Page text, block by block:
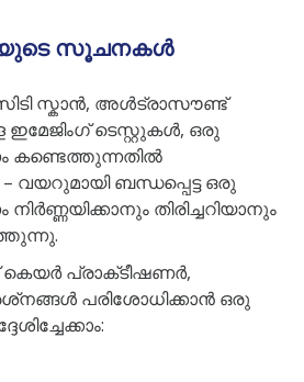
സൂചനകൾ
സ്കാൻ, അൾട്രാസൗണ്ട്
ടെസ്റ്റുകൾ, ഒരു
കണ്ടെത്തുന്നതിൽ
വയറുമായി ബന്ധപ്പെട്ട ഒരു
തിരിച്ചറിയാനും
പ്രാക്‌ടീഷണർ,
പരിശോധിക്കാൻ ഒരു